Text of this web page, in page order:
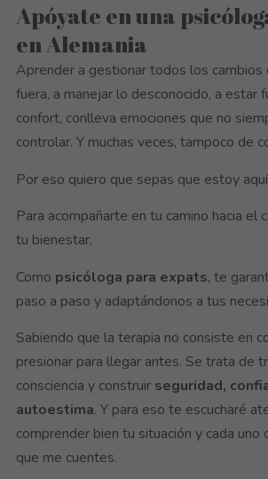
Apóyate en una
en Alemania
Aprender a gestionar todos los cambios
fuera, a manejar lo desconocido, a estar
confort, conlleva emociones que no
controlar. Y muchas veces, tampoco de
Por eso quiero que sepas que estoy
Para acompañarte en tu camino hacia el
tu bienestar.
Como psicóloga para expats, te
paso a paso y adaptándonos a tus
Sabiendo que la terapia no consiste en
presionar para llegar antes. Se trata de
consciencia y construir seguridad,
autoestima. Y para eso te escucharé
comprender bien tu situación y cada
que me cuentes.